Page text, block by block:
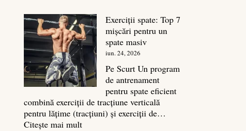
ce
sa
masa
Exerciții spate: Top 7
mișcări pentru un
spate masiv
iun. 24, 2026
Pe Scurt Un program
de antrenament
pentru spate eficient
combină exerciții de tracțiune verticală
pentru lățime (tracțiuni) și exerciții de…
Citește mai mult: